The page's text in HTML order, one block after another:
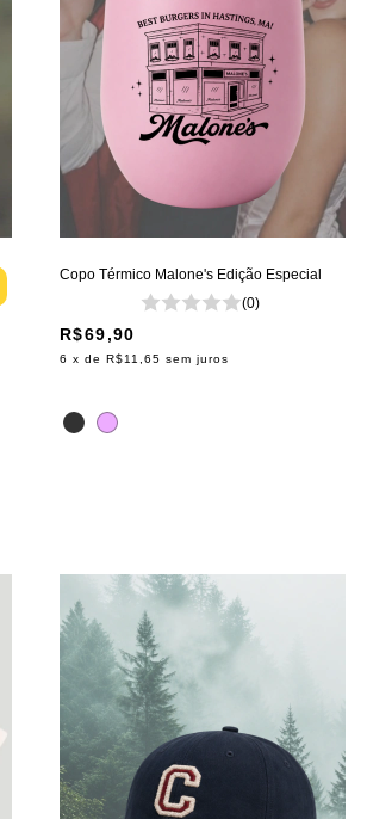
Copo Térmico Malone's Edição Especial
(0)
R$69,90
6 x de R$11,65 sem juros